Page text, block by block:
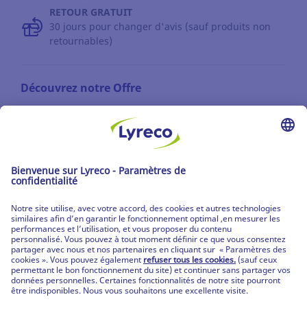
RETOUR GRATUIT
30 jours pour changer d'avis (sauf produits non
retournables)
Découvrez notre Offre
Partenaire | de tous les lieux de travail
© Lyreco 2026
Partenaire | de tous les lieux de travail|
Conditions Générales de Vente|Déclaration de
confidentialité|Conditions d'Utilisation &
Mentions Légales|Service Après-Vente|CPV
Produits personnalisés